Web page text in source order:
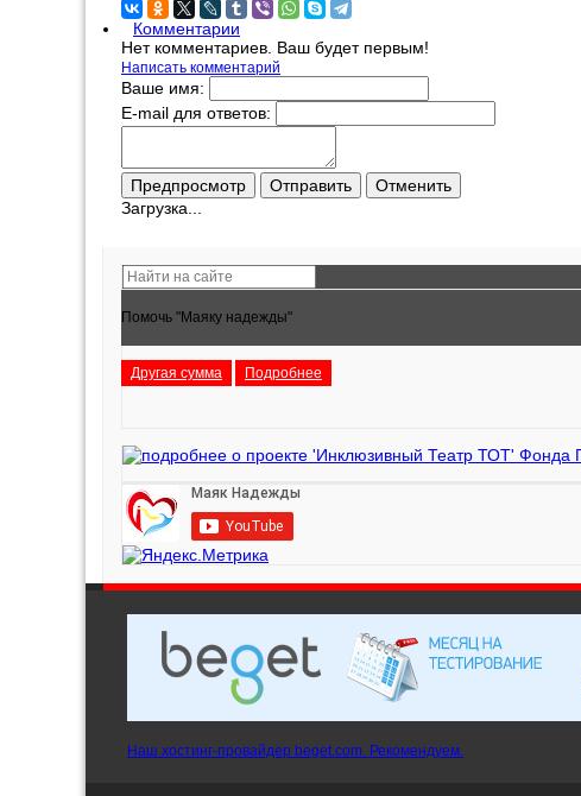
Комментарии
Нет комментариев. Ваш будет первым!
Написать комментарий
Ваше имя:
E-mail для ответов:
Загрузка...
Помочь "Маяку надежды"
Другая сумма Подробнее
Наш хостинг-провайдер beget.com. Рекомендуем.